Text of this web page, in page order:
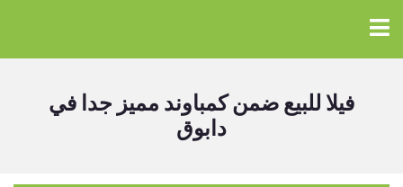
فيلا للبيع ضمن كمباوند مميز جدا في
دابوق